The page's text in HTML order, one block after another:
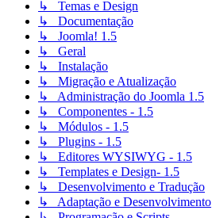
↳ Temas e Design
↳ Documentação
↳ Joomla! 1.5
↳ Geral
↳ Instalação
↳ Migração e Atualização
↳ Administração do Joomla 1.5
↳ Componentes - 1.5
↳ Módulos - 1.5
↳ Plugins - 1.5
↳ Editores WYSIWYG - 1.5
↳ Templates e Design- 1.5
↳ Desenvolvimento e Tradução
↳ Adaptação e Desenvolvimento